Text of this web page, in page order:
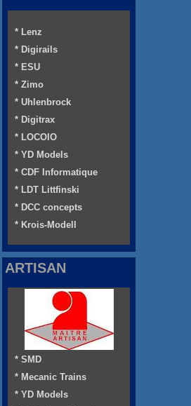
* Lenz
* Digirails
* ESU
* Zimo
* Uhlenbrock
* Digitrax
* LOCOIO
* YD Models
* CDF Informatique
* LDT Littfinski
* DCC concepts
* Krois-Modell
ARTISAN
* SMD
* Mecanic Trains
* YD Models